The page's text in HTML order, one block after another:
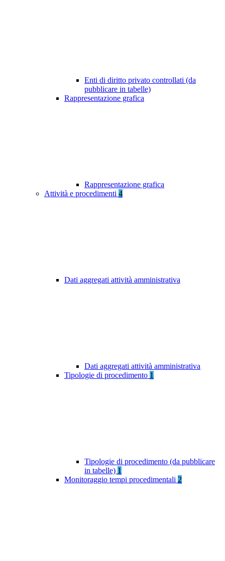
Enti di diritto privato controllati (da
pubblicare in tabelle)
Rappresentazione grafica
Rappresentazione grafica
Attività e procedimenti 4
Dati aggregati attività amministrativa
Dati aggregati attività amministrativa
Tipologie di procedimento 1
Tipologie di procedimento (da pubblicare
in tabelle) 1
Monitoraggio tempi procedimentali 2